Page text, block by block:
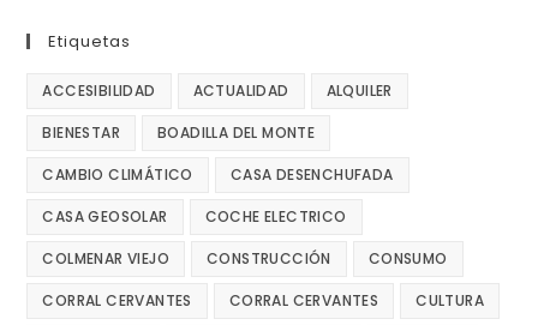
Etiquetas
ACCESIBILIDAD ACTUALIDAD ALQUILER
BIENESTAR BOADILLA DEL MONTE
CAMBIO CLIMÁTICO CASA DESENCHUFADA
CASA GEOSOLAR COCHE ELECTRICO
COLMENAR VIEJO CONSTRUCCIÓN CONSUMO
CORRAL CERVANTES CORRAL CERVANTES CULTURA